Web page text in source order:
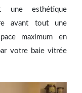
une esthétique
avant tout une
maximum en
votre baie vitrée